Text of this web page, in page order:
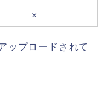
×
ップロードされて